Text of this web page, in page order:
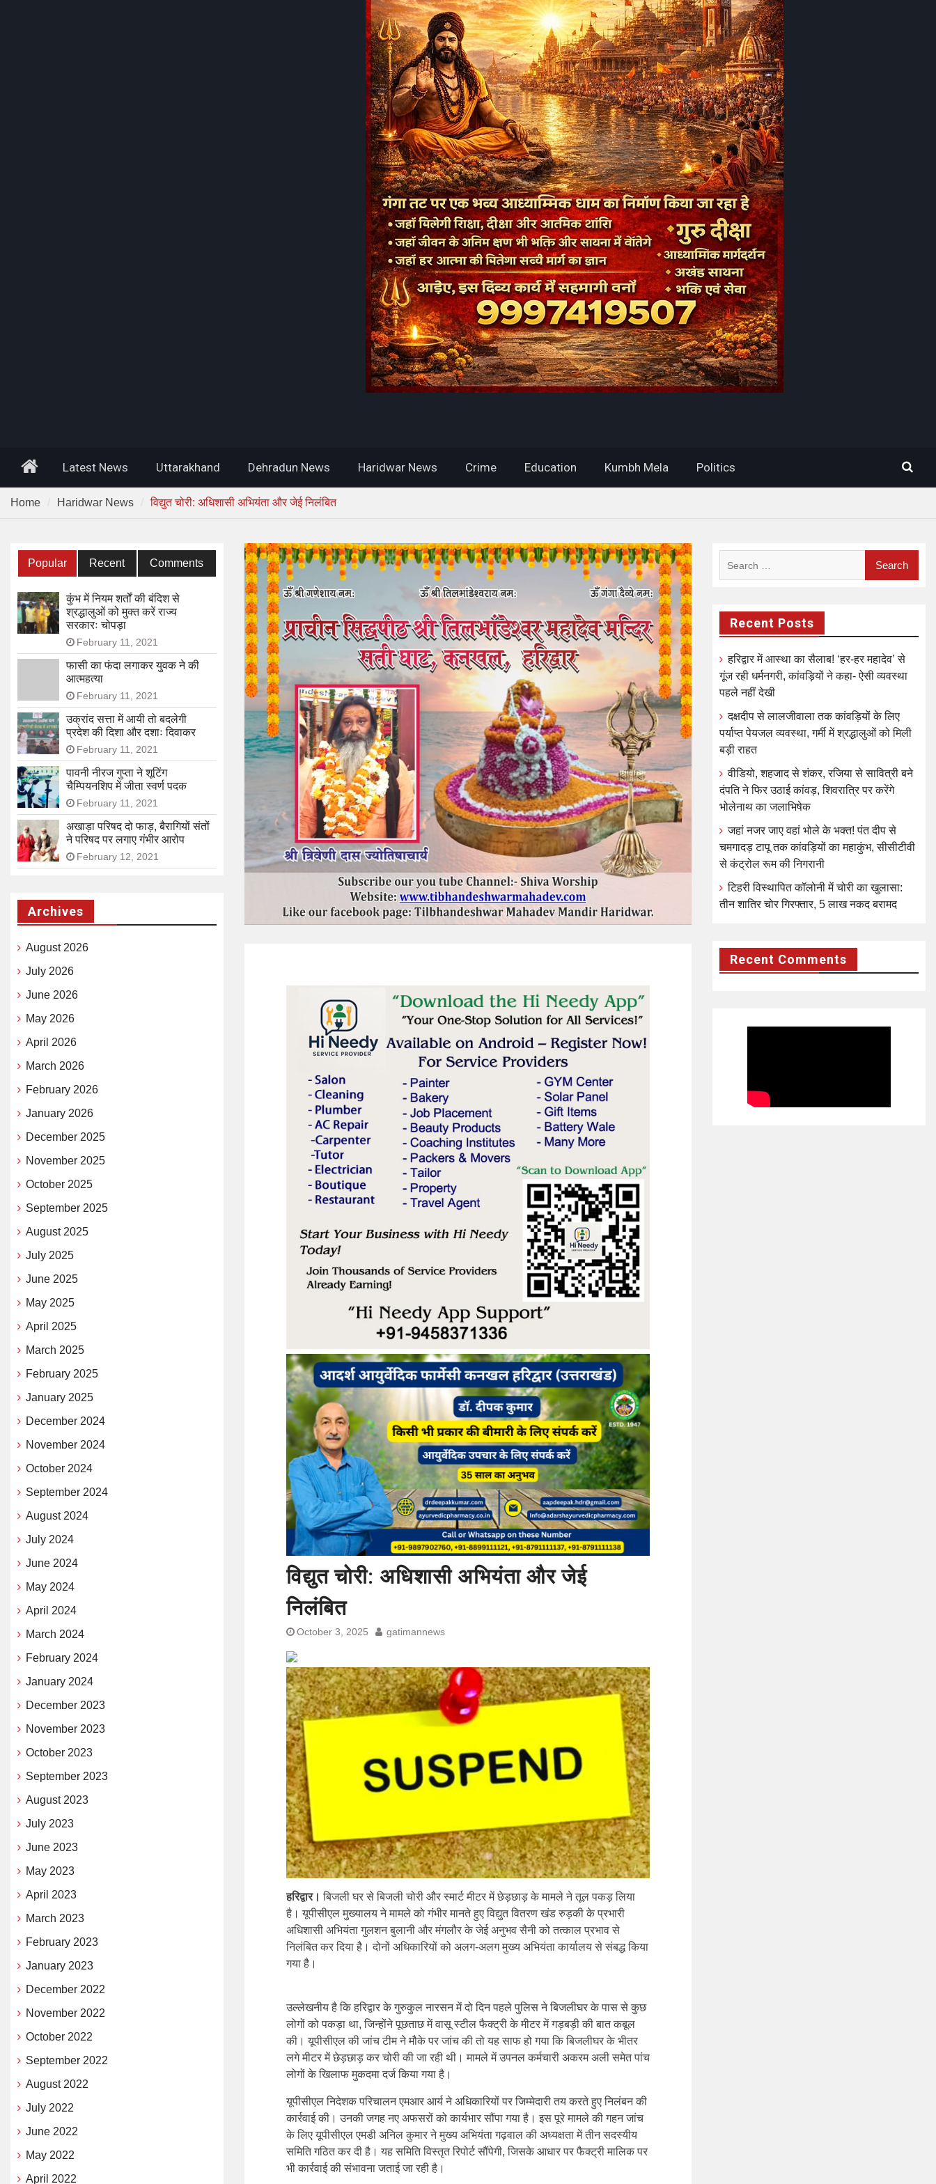
HomeLatest News Uttarakhand Dehradun News Haridwar News Crime Education Kumbh Mela Politics
Home Haridwar News विद्युत चोरी: अधिशासी अभियंता और जेई निलंबित
विद्युत चोरी: अधिशासी अभियंता और जेई
निलंबित
October 3, 2025 gatimannews
हरिद्वार। बिजली घर से बिजली चोरी और स्मार्ट मीटर में छेड़छाड़ के मामले ने तूल पकड़ लिया
है। यूपीसीएल मुख्यालय ने मामले को गंभीर मानते हुए विद्युत वितरण खंड रुड़की के प्रभारी
अधिशासी अभियंता गुलशन बुलानी और मंगलौर के जेई अनुभव सैनी को तत्काल प्रभाव से
निलंबित कर दिया है। दोनों अधिकारियों को अलग-अलग मुख्य अभियंता कार्यालय से संबद्ध किया
गया है।
उल्लेखनीय है कि हरिद्वार के गुरुकुल नारसन में दो दिन पहले पुलिस ने बिजलीघर के पास से कुछ
लोगों को पकड़ा था, जिन्होंने पूछताछ में वासू स्टील फैक्ट्री के मीटर में गड़बड़ी की बात कबूल
की। यूपीसीएल की जांच टीम ने मौके पर जांच की तो यह साफ हो गया कि बिजलीघर के भीतर
लगे मीटर में छेड़छाड़ कर चोरी की जा रही थी। मामले में उपनल कर्मचारी अकरम अली समेत पांच
लोगों के खिलाफ मुकदमा दर्ज किया गया है।
यूपीसीएल निदेशक परिचालन एमआर आर्य ने अधिकारियों पर जिम्मेदारी तय करते हुए निलंबन की
कार्रवाई की। उनकी जगह नए अफसरों को कार्यभार सौंपा गया है। इस पूरे मामले की गहन जांच
के लिए यूपीसीएल एमडी अनिल कुमार ने मुख्य अभियंता गढ़वाल की अध्यक्षता में तीन सदस्यीय
समिति गठित कर दी है। यह समिति विस्तृत रिपोर्ट सौंपेगी, जिसके आधार पर फैक्ट्री मालिक पर
भी कार्रवाई की संभावना जताई जा रही है।
Recent Posts
हरिद्वार में आस्था का सैलाब! ‘हर-हर महादेव’ से
गूंज रही धर्मनगरी, कांवड़ियों ने कहा- ऐसी व्यवस्था
पहले नहीं देखी
दक्षदीप से लालजीवाला तक कांवड़ियों के लिए
पर्याप्त पेयजल व्यवस्था, गर्मी में श्रद्धालुओं को मिली
बड़ी राहत
वीडियो, शहजाद से शंकर, रजिया से सावित्री बने
दंपति ने फिर उठाई कांवड़, शिवरात्रि पर करेंगे
भोलेनाथ का जलाभिषेक
जहां नजर जाए वहां भोले के भक्त! पंत दीप से
चमगादड़ टापू तक कांवड़ियों का महाकुंभ, सीसीटीवी
से कंट्रोल रूम की निगरानी
टिहरी विस्थापित कॉलोनी में चोरी का खुलासा:
तीन शातिर चोर गिरफ्तार, 5 लाख नकद बरामद
Recent Comments
Popular Recent Comments
कुंभ में नियम शर्तों की बंदिश से
श्रद्धालुओं को मुक्त करें राज्य
सरकारः चोपड़ा
February 11, 2021
फासी का फंदा लगाकर युवक ने की
आत्महत्या
February 11, 2021
उक्रांद सत्ता में आयी तो बदलेगी
प्रदेश की दिशा और दशाः दिवाकर
February 11, 2021
पावनी नीरज गुप्ता ने शूटिंग
चैम्पियनशिप में जीता स्वर्ण पदक
February 11, 2021
अखाड़ा परिषद दो फाड़, बैरागियों संतों
ने परिषद पर लगाए गंभीर आरोप
February 12, 2021
Archives
August 2026
July 2026
June 2026
May 2026
April 2026
March 2026
February 2026
January 2026
December 2025
November 2025
October 2025
September 2025
August 2025
July 2025
June 2025
May 2025
April 2025
March 2025
February 2025
January 2025
December 2024
November 2024
October 2024
September 2024
August 2024
July 2024
June 2024
May 2024
April 2024
March 2024
February 2024
January 2024
December 2023
November 2023
October 2023
September 2023
August 2023
July 2023
June 2023
May 2023
April 2023
March 2023
February 2023
January 2023
December 2022
November 2022
October 2022
September 2022
August 2022
July 2022
June 2022
May 2022
April 2022